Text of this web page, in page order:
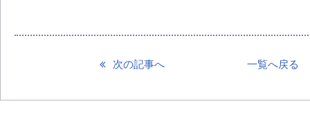
次の記事へ 一覧へ戻る